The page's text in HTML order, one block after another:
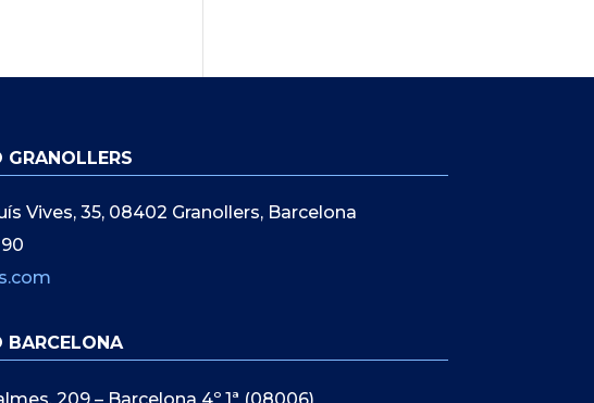
Vives, 35, 08402 Granollers, Barcelona
BARCELONA
209 – Barcelona 4º 1ª (08006)